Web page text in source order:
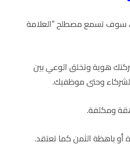
، سوف تسمع مصطلح “العلامة
هوية وتخلق الوعي بين
وحتى موظفيك.
ومكلفة.
باهظة الثمن كما تعتقد.